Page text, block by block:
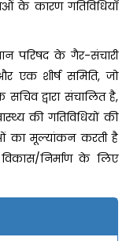
के कारण गतिविधियाँ
परिषद के गैर-संचारी
एक शीर्ष समिति, जो
द्वारा संचालित है,
की गतिविधियों की
का मूल्यांकन करती है
निर्माण के लिए